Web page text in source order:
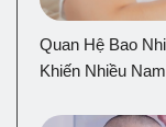
Quan Hệ Bao
Khiến Nhiều